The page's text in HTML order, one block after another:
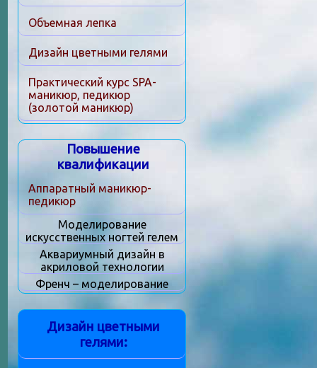
Объемная лепка
Дизайн цветными гелями
Практический курс SPA-
маникюр, педикюр
(золотой маникюр)
Повышение
квалификации
Аппаратный маникюр-
педикюр
Моделирование
искусственных ногтей гелем
Аквариумный дизайн в
акриловой технологии
Френч – моделирование
Дизайн цветными
гелями: